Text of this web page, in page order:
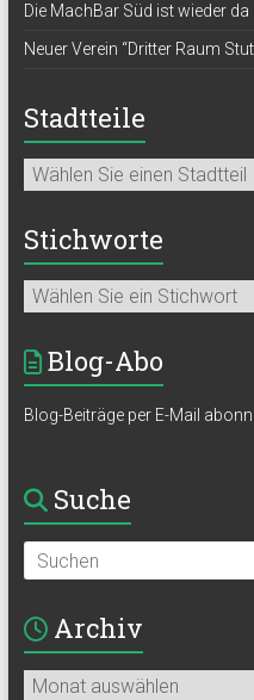
Die MachBar Süd ist wieder da
Neuer Verein “Dritter Raum
Stadtteile
Stichworte
Blog-Abo
Blog-Beiträge per E-Mail
Suche
Archiv
Archiv